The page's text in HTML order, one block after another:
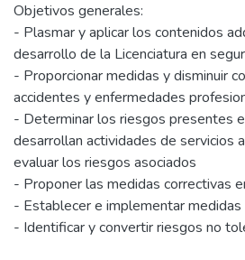
Objetivos generales:
- Plasmar y aplicar los contenidos
desarrollo de la Licenciatura en
- Proporcionar medidas y disminuir
accidentes y enfermedades
- Determinar los riesgos presentes
desarrollan actividades de servicios
evaluar los riesgos asociados
- Proponer las medidas correctivas
- Establecer e implementar medidas